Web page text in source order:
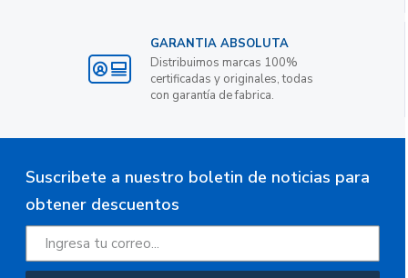
GARANTIA ABSOLUTA
Distribuimos marcas 100%
certificadas y originales, todas
con garantía de fabrica.
Suscribete a nuestro boletin de noticias para
obtener descuentos